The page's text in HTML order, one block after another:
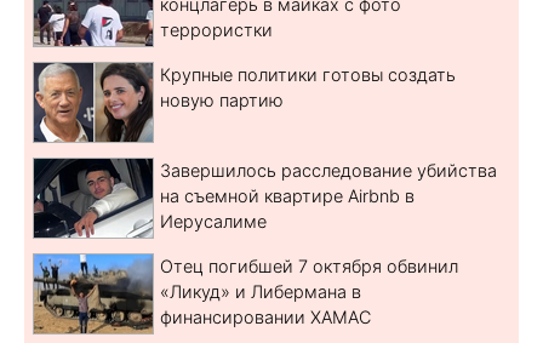
террористки
Крупные политики готовы создать
новую партию
Завершилось расследование убийства
на съемной квартире Airbnb в
Иерусалиме
Отец погибшей 7 октября обвинил
«Ликуд» и Либермана в
финансировании ХАМАС